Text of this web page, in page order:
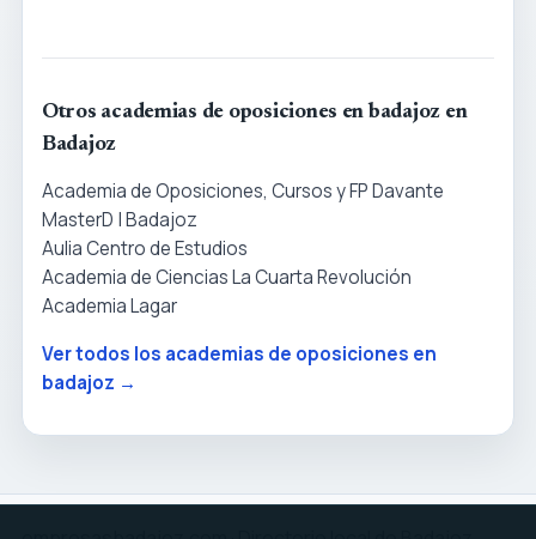
Otros academias de oposiciones en badajoz en
Badajoz
Academia de Oposiciones, Cursos y FP Davante
MasterD | Badajoz
Aulia Centro de Estudios
Academia de Ciencias La Cuarta Revolución
Academia Lagar
Ver todos los academias de oposiciones en
badajoz →